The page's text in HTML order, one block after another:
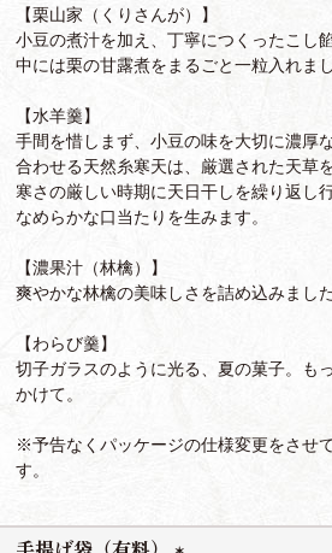
【栗山家（くりさんが）】
小豆の煮汁を加え、丁寧につくったこし
中には栗の甘露煮をまるごと一粒入れまし
【水羊羹】
手間を惜しまず、小豆の味を大切に濃厚
合わせる天然糸寒天は、厳選された天草を
寒さの厳しい時期に天日干しを繰り返し
なめらかな口当たりを生みます。
【濃果汁（林檎）】
爽やかな林檎の美味しさを詰め込みました
【わらび羹】
切子ガラスのように光る、夏の菓子。も
かけて。
※予告なくパッケージの仕様変更をさせ
す。